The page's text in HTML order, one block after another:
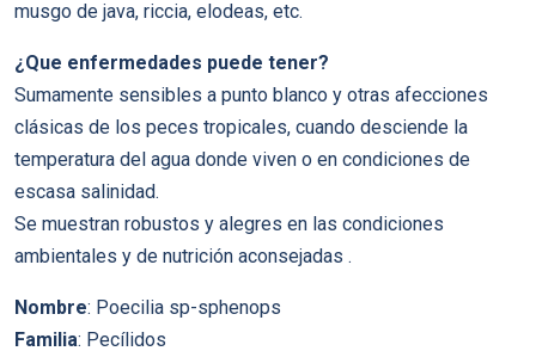
musgo de java, riccia, elodeas, etc.
¿Que enfermedades puede tener?
Sumamente sensibles a punto blanco y otras afecciones
clásicas de los peces tropicales, cuando desciende la
temperatura del agua donde viven o en condiciones de
escasa salinidad.
Se muestran robustos y alegres en las condiciones
ambientales y de nutrición aconsejadas .
Nombre: Poecilia sp-sphenops
Familia: Pecí­lidos